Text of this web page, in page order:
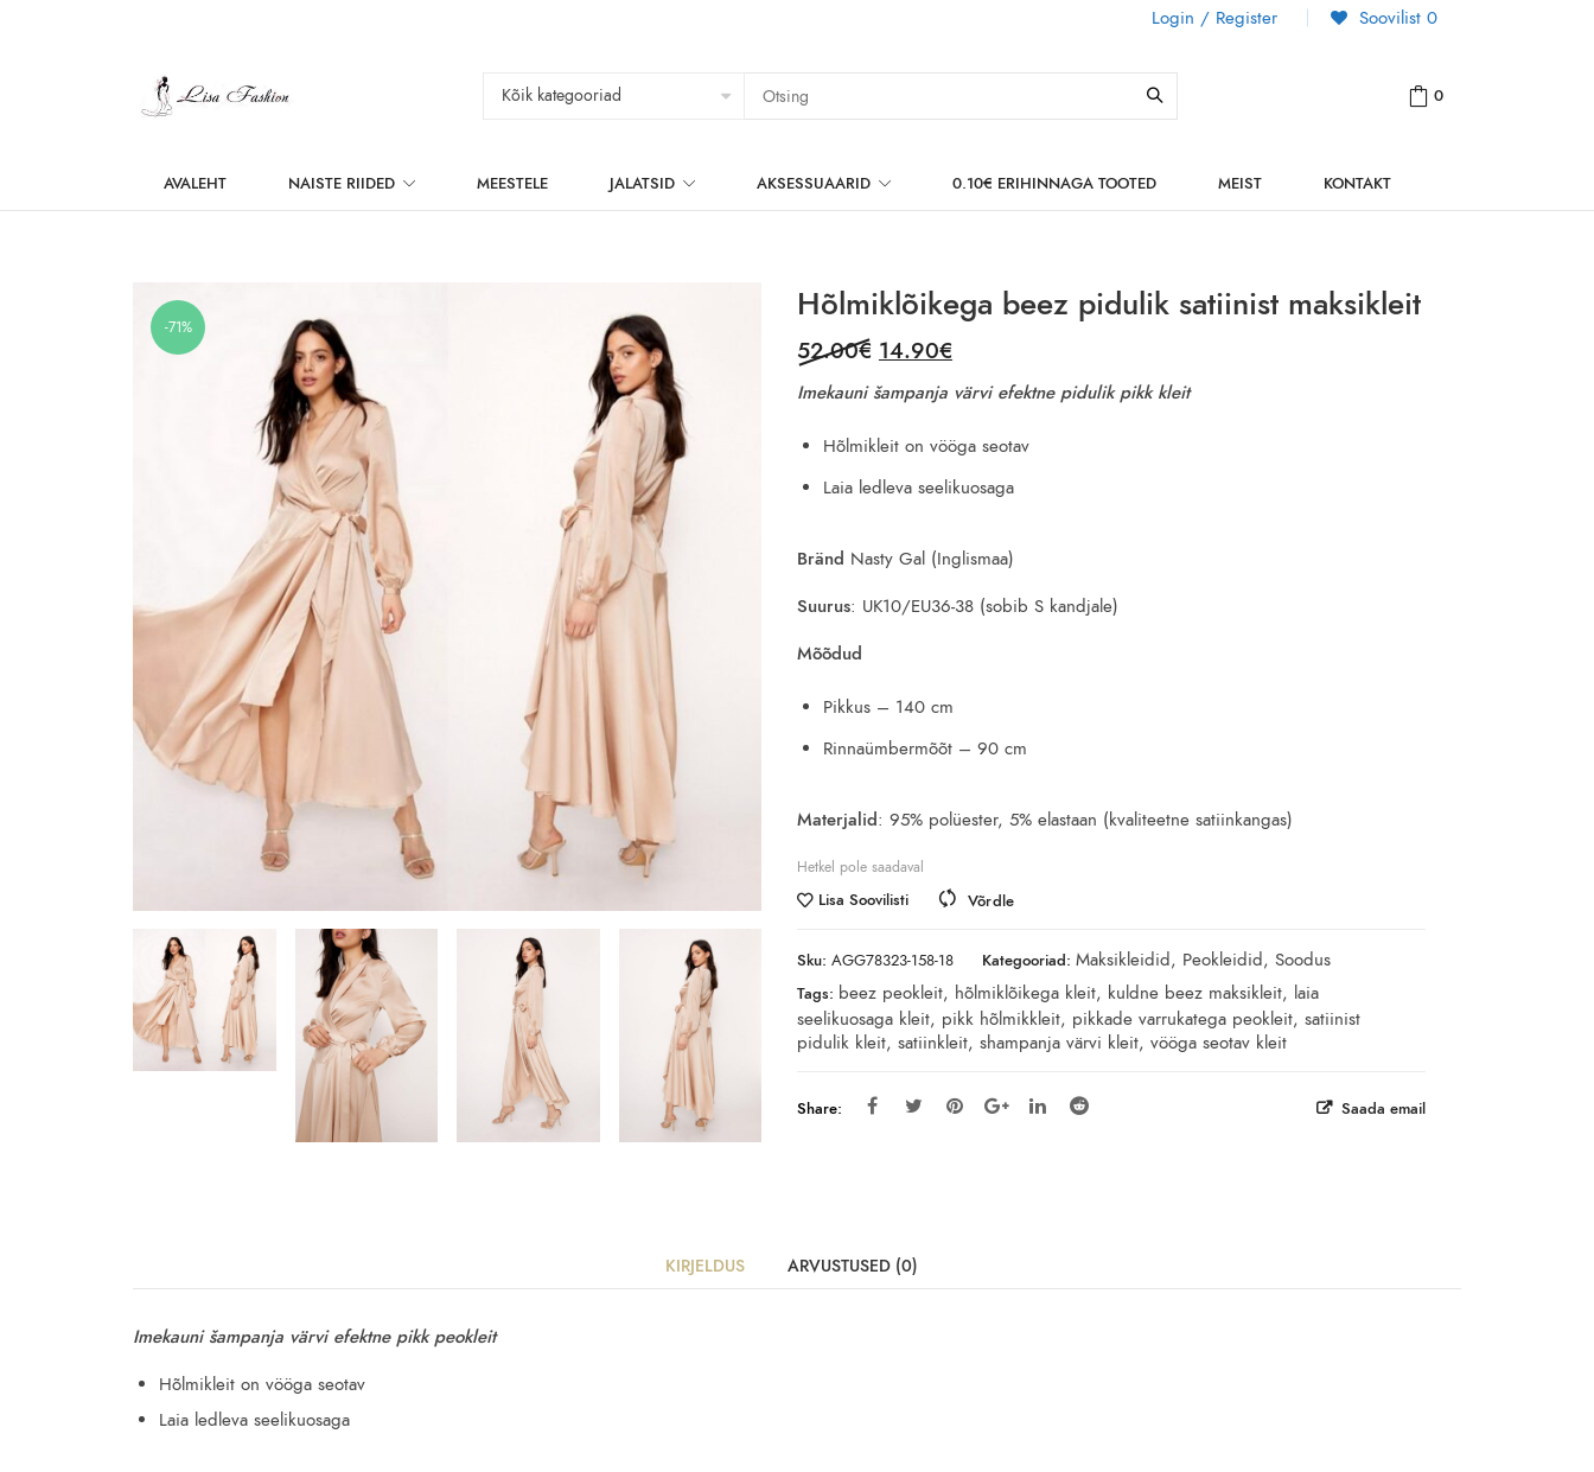
Login / Register Soovilist 0
0
AVALEHT NAISTE RIIDED MEESTELE JALATSID AKSESSUAARID 0.10€ ERIHINNAGA TOOTED MEIST KONTAKT
-71%
Hõlmiklõikega beez pidulik satiinist maksikleit
52.00€ Original
price
was:
52.00€.
14.90€
price
14.90€.
Imekauni šampanja värvi efektne pidulik pikk kleit
Hõlmikleit on vööga seotav
Laia ledleva seelikuosaga
Bränd Nasty Gal (Inglismaa)
Suurus: UK10/EU36-38 (sobib S kandjale)
Mõõdud
Pikkus – 140 cm
Rinnaümbermõõt – 90 cm
Materjalid: 95% polüester, 5% elastaan (kvaliteetne satiinkangas)
Hetkel pole saadaval
Lisa Soovilisti Võrdle
Sku: AGG78323-158-18 Kategooriad: Maksikleidid, Peokleidid, Soodus
Tags: beez peokleit, hõlmiklõikega kleit, kuldne beez maksikleit, laia
seelikuosaga kleit, pikk hõlmikkleit, pikkade varrukatega peokleit, satiinist
pidulik kleit, satiinkleit, shampanja värvi kleit, vööga seotav kleit
Share: Saada email
KIRJELDUS ARVUSTUSED (0)
Imekauni šampanja värvi efektne pikk peokleit
Hõlmikleit on vööga seotav
Laia ledleva seelikuosaga